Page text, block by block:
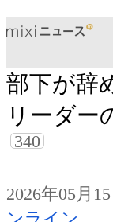
部下が辞
リーダー
340
2026年05月